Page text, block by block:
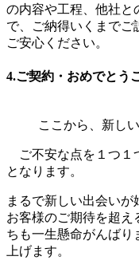
の内容や工程、他社と
で、ご納得いくまでご
ご安心ください。
4.ご契約・おめでとう
ここから、新し
ご不安な点を１つ１
となります。
まるで新しい出会いが
お客様のご期待を超え
ちも一生懸命がんばり
上げます。